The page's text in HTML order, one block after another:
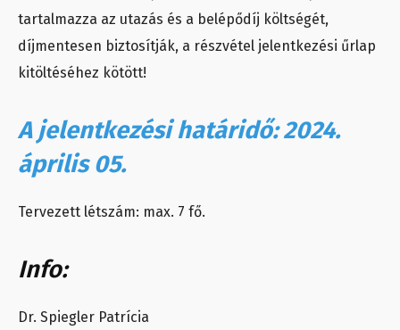
tartalmazza az utazás és a belépődíj költségét,
díjmentesen biztosítják, a részvétel jelentkezési űrlap
kitöltéséhez kötött!
A jelentkezési határidő: 2024.
április 05.
Tervezett létszám: max. 7 fő.
Info:
Dr. Spiegler Patrícia